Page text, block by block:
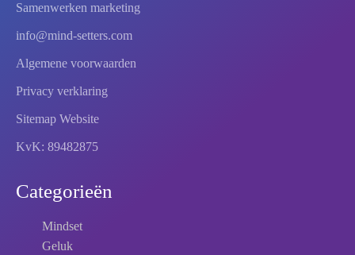
Samenwerken marketing
info@mind-setters.com
Algemene voorwaarden
Privacy verklaring
Sitemap Website
KvK: 89482875
Categorieën
Mindset
Geluk